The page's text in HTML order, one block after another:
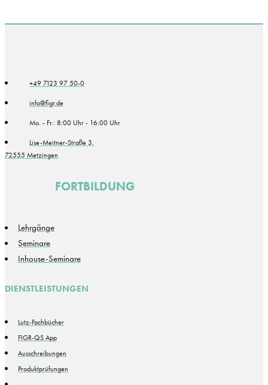
+49 7123 97 50-0
info@figr.de
Mo. - Fr.: 8:00 Uhr - 16:00 Uhr
Lise-Meitner-Straße 3,
72555 Metzingen
FORTBILDUNG
Lehrgänge
Seminare
Inhouse-Seminare
DIENSTLEISTUNGEN
Lutz-Fachbücher
FIGR-QS App
Ausschreibungen
Produktprüfungen